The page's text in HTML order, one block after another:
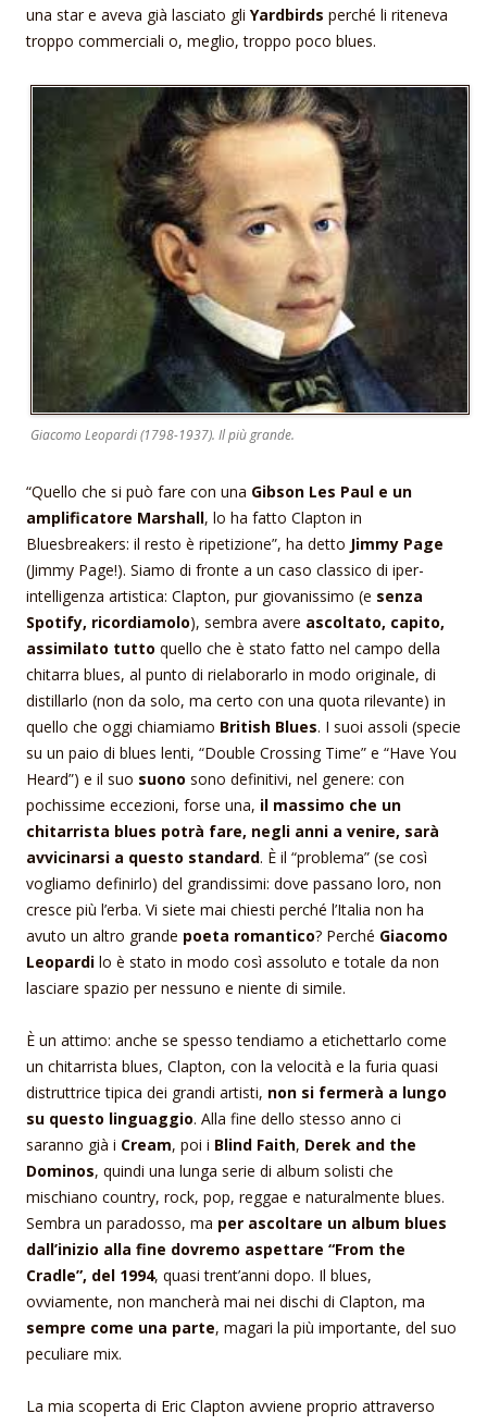
una star e aveva già lasciato gli Yardbirds perché li riteneva
troppo commerciali o, meglio, troppo poco blues.
Giacomo Leopardi (1798-1937). Il più grande.
“Quello che si può fare con una Gibson Les Paul e un
amplificatore Marshall, lo ha fatto Clapton in
Bluesbreakers: il resto è ripetizione”, ha detto Jimmy Page
(Jimmy Page!). Siamo di fronte a un caso classico di iper-
intelligenza artistica: Clapton, pur giovanissimo (e senza
Spotify, ricordiamolo), sembra avere ascoltato, capito,
assimilato tutto quello che è stato fatto nel campo della
chitarra blues, al punto di rielaborarlo in modo originale, di
distillarlo (non da solo, ma certo con una quota rilevante) in
quello che oggi chiamiamo British Blues. I suoi assoli (specie
su un paio di blues lenti, “Double Crossing Time” e “Have You
Heard”) e il suo suono sono definitivi, nel genere: con
pochissime eccezioni, forse una, il massimo che un
chitarrista blues potrà fare, negli anni a venire, sarà
avvicinarsi a questo standard. È il “problema” (se così
vogliamo definirlo) del grandissimi: dove passano loro, non
cresce più l’erba. Vi siete mai chiesti perché l’Italia non ha
avuto un altro grande poeta romantico? Perché Giacomo
Leopardi lo è stato in modo così assoluto e totale da non
lasciare spazio per nessuno e niente di simile.
È un attimo: anche se spesso tendiamo a etichettarlo come
un chitarrista blues, Clapton, con la velocità e la furia quasi
distruttrice tipica dei grandi artisti, non si fermerà a lungo
su questo linguaggio. Alla fine dello stesso anno ci
saranno già i Cream, poi i Blind Faith, Derek and the
Dominos, quindi una lunga serie di album solisti che
mischiano country, rock, pop, reggae e naturalmente blues.
Sembra un paradosso, ma per ascoltare un album blues
dall’inizio alla fine dovremo aspettare “From the
Cradle”, del 1994, quasi trent’anni dopo. Il blues,
ovviamente, non mancherà mai nei dischi di Clapton, ma
sempre come una parte, magari la più importante, del suo
peculiare mix.
La mia scoperta di Eric Clapton avviene proprio attraverso